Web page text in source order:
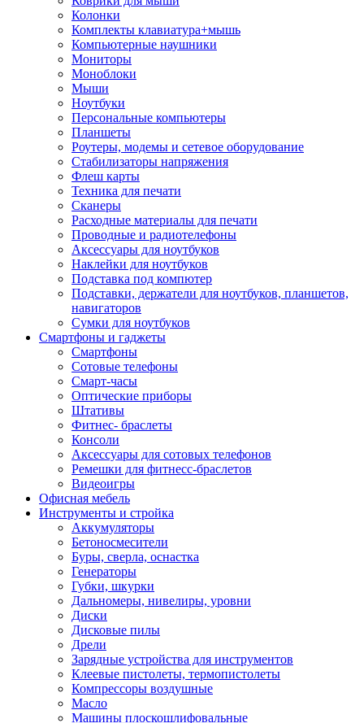
Колонки
Комплекты клавиатура+мышь
Компьютерные наушники
Мониторы
Моноблоки
Мыши
Ноутбуки
Персональные компьютеры
Планшеты
Роутеры, модемы и сетевое оборудование
Стабилизаторы напряжения
Флеш карты
Техника для печати
Сканеры
Расходные материалы для печати
Проводные и радиотелефоны
Аксессуары для ноутбуков
Наклейки для ноутбуков
Подставка под компютер
Подставки, держатели для ноутбуков, планшетов,
навигаторов
Сумки для ноутбуков
Смартфоны и гаджеты
Смартфоны
Сотовые телефоны
Смарт-часы
Оптические приборы
Штативы
Фитнес- браслеты
Консоли
Аксессуары для сотовых телефонов
Ремешки для фитнесс-браслетов
Видеоигры
Офисная мебель
Инструменты и стройка
Аккумуляторы
Бетоносмесители
Буры, сверла, оснастка
Генераторы
Губки, шкурки
Дальномеры, нивелиры, уровни
Диски
Дисковые пилы
Дрели
Зарядные устройства для инструментов
Клеевые пистолеты, термопистолеты
Компрессоры воздушные
Масло
Машины плоскошлифовальные